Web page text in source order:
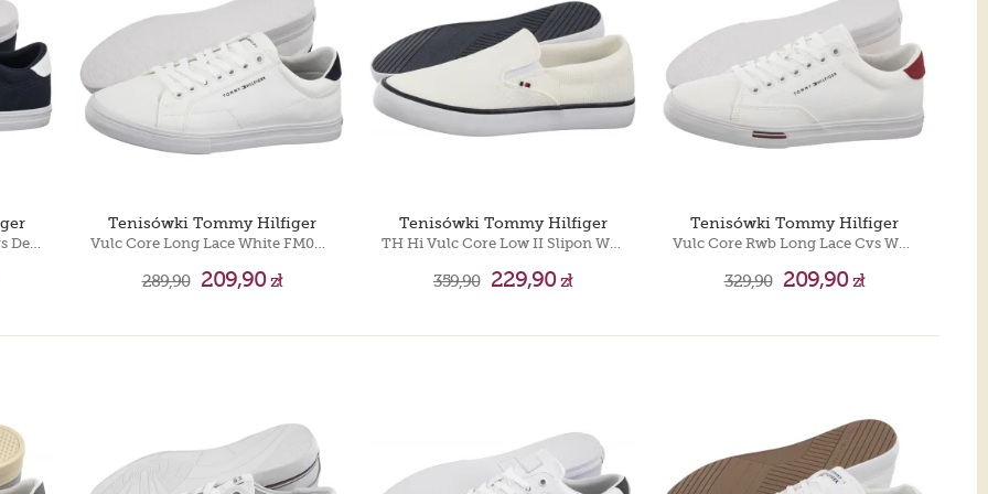
Timberland 6 IN
Puma Motorsport
Timberland 6 IN
Tenisówki Tommy Hilfiger
289,90 209,90zł
Tenisówki Tommy Hilfiger
359,90 229,90zł
Tenisówki Tommy Hilfiger
329,90 209,90zł